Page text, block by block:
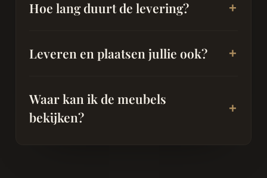
Hoe lang duurt de levering?
Leveren en plaatsen jullie ook?
Waar kan ik de meubels
bekijken?